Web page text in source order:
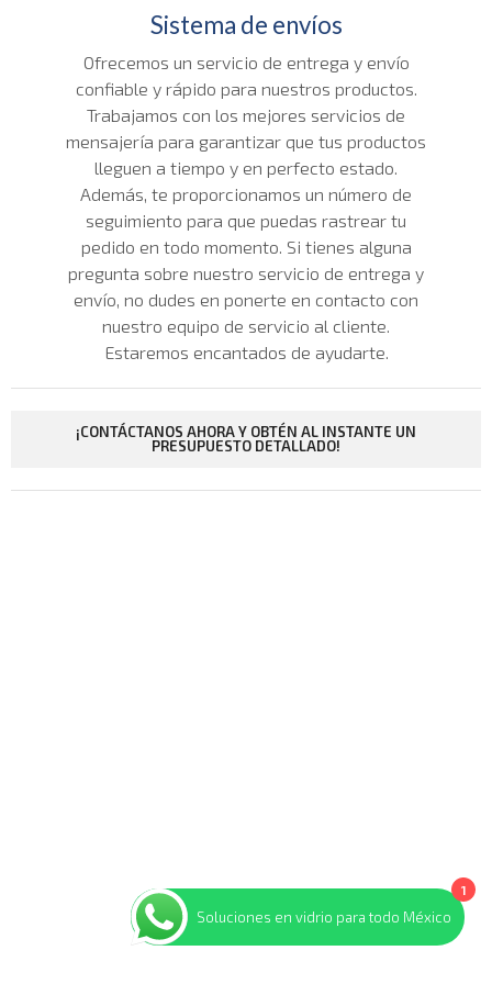
Sistema de envíos
Ofrecemos un servicio de entrega y envío
confiable y rápido para nuestros productos.
Trabajamos con los mejores servicios de
mensajería para garantizar que tus productos
lleguen a tiempo y en perfecto estado.
Además, te proporcionamos un número de
seguimiento para que puedas rastrear tu
pedido en todo momento. Si tienes alguna
pregunta sobre nuestro servicio de entrega y
envío, no dudes en ponerte en contacto con
nuestro equipo de servicio al cliente.
Estaremos encantados de ayudarte.
¡CONTÁCTANOS AHORA Y OBTÉN AL INSTANTE UN
PRESUPUESTO DETALLADO!
1
Soluciones en vidrio para todo México